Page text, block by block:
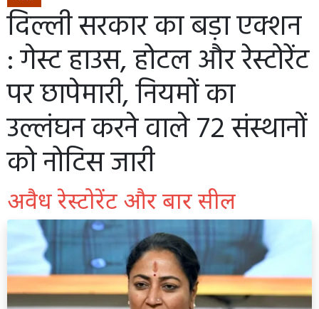
दिल्ली सरकार का बड़ा एक्शन
: गेस्ट हाउस, होटल और रेस्टोरेंट
पर छापेमारी, नियमों का
उल्लंघन करने वाले 72 संस्थानों
को नोटिस जारी
अवैध रेस्टोरेंट और बार सील